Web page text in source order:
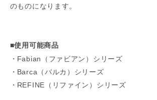
のものになります。
■使用可能商品
Fabian（ファビアン）シリーズ
Barca（バルカ）シリーズ
REFINE（リファイン）シリーズ